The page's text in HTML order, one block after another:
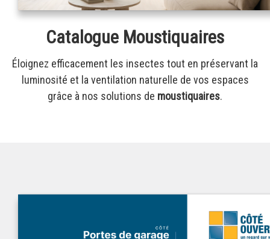
Catalogue Moustiquaires
Éloignez efficacement les insectes tout en préservant la
luminosité et la ventilation naturelle de vos espaces
grâce à nos solutions de moustiquaires.